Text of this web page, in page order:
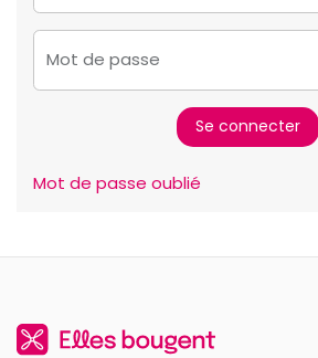
Mot de passe
Mot de passe oublié